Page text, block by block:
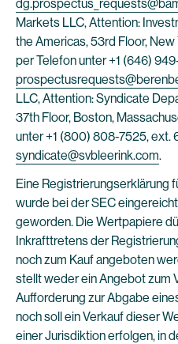
Markets LLC, Attention:
the Americas, 53rd Floor,
per Telefon unter +1 (646)
LLC, Attention: Syndicate
37th Floor, Boston,
unter +1 (800) 808-7525, ext.
syndicate@svbleerink.com.
Eine Registrierungserklärung
wurde bei der SEC
geworden. Die Wertpapiere
Inkrafttretens der
noch zum Kauf angeboten
stellt weder ein Angebot zum
Aufforderung zur Abgabe
noch soll ein Verkauf dieser
einer Jurisdiktion erfolgen, in